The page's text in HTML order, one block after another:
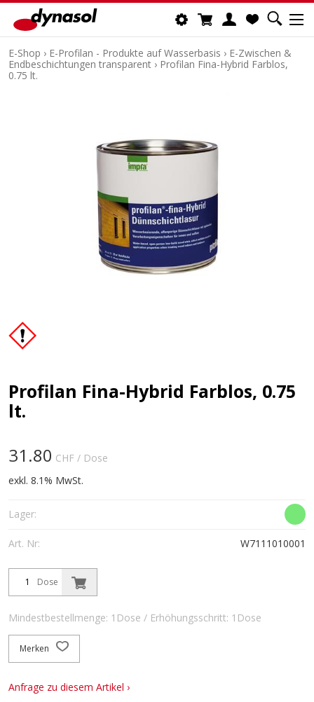
E-Shop › E-Profilan - Produkte auf Wasserbasis › E-Zwischen &
Endbeschichtungen transparent › Profilan Fina-Hybrid Farblos,
0.75 lt.
Profilan Fina-Hybrid Farblos, 0.75
lt.
31.80 CHF / Dose
exkl. 8.1% MwSt.
Lager:
Art. Nr: W7111010001
Dose
Mindestbestellmenge: 1Dose / Erhöhungsschritt: 1Dose
Merken
Anfrage zu diesem Artikel ›